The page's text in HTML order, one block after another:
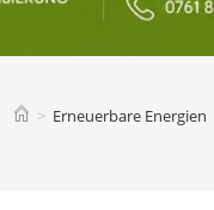
> Erneuerbare Energien